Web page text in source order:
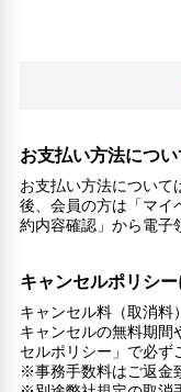
お支払い方法につい
お支払い方法について
後、会員の方は「マイ
約内容確認」から電子
キャンセルポリシ
キャンセル料（取消料
キャンセルの無料期間
セルポリシー」で必ず
※事務手数料はご返金